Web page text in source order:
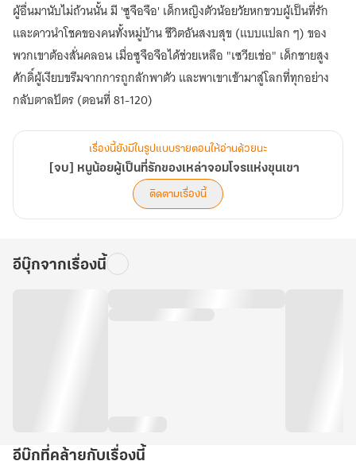
ผู้อื่นมานับไม่ถ้วนนั้น มี 'ซูจือจือ' เด็กหญิงตัวน้อยวัยหกขวบผู้เป็นที่รัก
และดาวนำโชคของคนทั้งหมู่บ้าน ชีวิตอันสงบสุข (แบบแปลก ๆ) ของ
พวกเขาต้องสั่นคลอน เมื่อซูจือจือได้ช่วยเหลือ "เซวียเช่อ" เด็กชายสูง
ศักดิ์ผู้เงียบขรึมจากการถูกลักพาตัว และพาเขาเข้ามาสู่โลกที่ทุกอย่าง
กลับตาลปัตร (ตอนที่ 81-120)
เรื่องนี้ยังมีในรูปแบบรายตอนให้อ่านด้วยนะ
[จบ] หนูน้อยผู้เป็นที่รักของเหล่าจอมโจรแห่งขุนเขา
ติดตามเรื่องนี้
อีบุ๊กจากเรื่องนี้
อีบุ๊กที่คล้ายกับเรื่องนี้